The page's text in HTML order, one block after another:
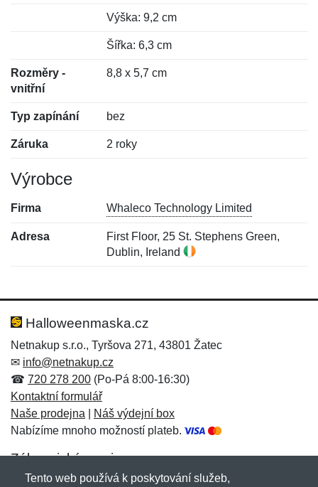
Výška: 9,2 cm
Šířka: 6,3 cm
Rozměry -
vnitřní
8,8 x 5,7 cm
Typ zapínání bez
Záruka 2 roky
Výrobce
Firma Whaleco Technology Limited
Adresa
First Floor, 25 St. Stephens Green,
Dublin, Ireland
Hodnocení:
Jméno: *
Jméno:
E-mail:*
Halloweenmaska.cz
Netnakup s.r.o., Tyršova 271, 43801 Žatec
✉ info@netnakup.cz
☎ 720 278 200 (Po-Pá 8:00-16:30)
Kontaktní formulář
Naše prodejna
Náš výdejní box
Nabízíme mnoho možností plateb.
Zákaznický servis
Novinky emailem
Tento web používá k poskytování služeb,